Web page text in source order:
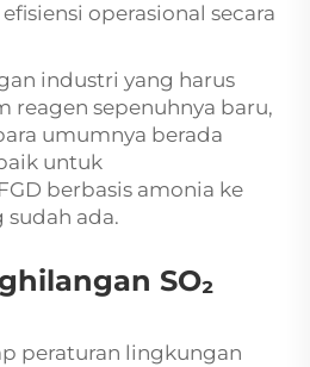
operasional secara
industri yang harus
reagen sepenuhnya baru,
umumnya berada
untuk
berbasis amonia ke
sudah ada.
SO₂
peraturan lingkungan